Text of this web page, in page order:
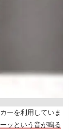
ーを利用していま
ッという音が鳴る